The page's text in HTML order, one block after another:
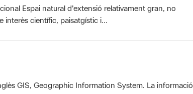
Espai natural d'extensió relativament gran, no
interès científic, paisatgístic i...
GIS, Geographic Information System. La informació